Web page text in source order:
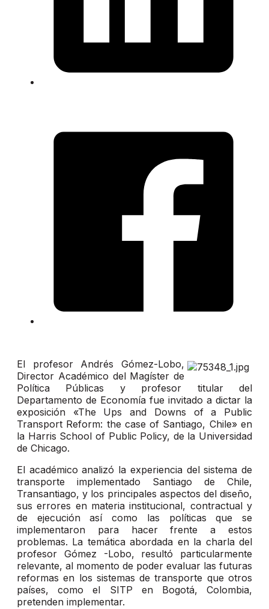
El profesor Andrés Gómez-Lobo,
Director Académico del Magíster de
Política Públicas y profesor titular del
Departamento de Economía fue invitado a dictar la
exposición «The Ups and Downs of a Public
Transport Reform: the case of Santiago, Chile» en
la Harris School of Public Policy, de la Universidad
de Chicago.
El académico analizó la experiencia del sistema de
transporte implementado Santiago de Chile,
Transantiago, y los principales aspectos del diseño,
sus errores en materia institucional, contractual y
de ejecución así como las políticas que se
implementaron para hacer frente a estos
problemas. La temática abordada en la charla del
profesor Gómez -Lobo, resultó particularmente
relevante, al momento de poder evaluar las futuras
reformas en los sistemas de transporte que otros
países, como el SITP en Bogotá, Colombia,
pretenden implementar.